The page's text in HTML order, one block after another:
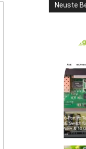
Neuste